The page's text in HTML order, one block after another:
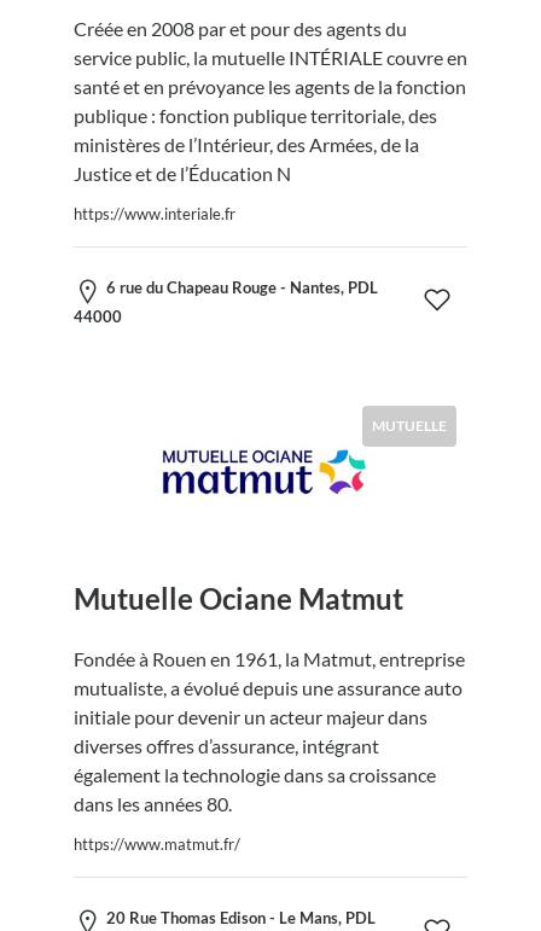
Créée en 2008 par et pour des agents du
service public, la mutuelle INTÉRIALE couvre en
santé et en prévoyance les agents de la fonction
publique : fonction publique territoriale, des
ministères de l’Intérieur, des Armées, de la
Justice et de l’Éducation N
https://www.interiale.fr
6 rue du Chapeau Rouge - Nantes, PDL
44000
MUTUELLE
Mutuelle Ociane Matmut
Fondée à Rouen en 1961, la Matmut, entreprise
mutualiste, a évolué depuis une assurance auto
initiale pour devenir un acteur majeur dans
diverses offres d’assurance, intégrant
également la technologie dans sa croissance
dans les années 80.
https://www.matmut.fr/
20 Rue Thomas Edison - Le Mans, PDL